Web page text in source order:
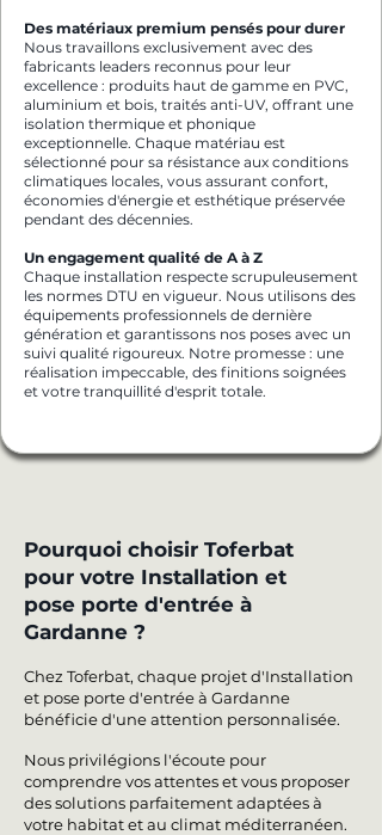
Des matériaux premium pensés pour durer
Nous travaillons exclusivement avec des
fabricants leaders reconnus pour leur
excellence : produits haut de gamme en PVC,
aluminium et bois, traités anti-UV, offrant une
isolation thermique et phonique
exceptionnelle. Chaque matériau est
sélectionné pour sa résistance aux conditions
climatiques locales, vous assurant confort,
économies d'énergie et esthétique préservée
pendant des décennies.
Un engagement qualité de A à Z
Chaque installation respecte scrupuleusement
les normes DTU en vigueur. Nous utilisons des
équipements professionnels de dernière
génération et garantissons nos poses avec un
suivi qualité rigoureux. Notre promesse : une
réalisation impeccable, des finitions soignées
et votre tranquillité d'esprit totale.
Nous privilégions l'écoute pour
comprendre vos attentes et vous proposer
des solutions parfaitement adaptées à
votre habitat et au climat méditerranéen.
Pourquoi choisir Toferbat
pour votre Installation et
pose porte d'entrée à
Gardanne ?
Chez Toferbat, chaque projet d'Installation
et pose porte d'entrée à Gardanne
bénéficie d'une attention personnalisée.